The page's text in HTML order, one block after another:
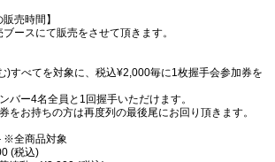
売時間】
ースにて販売をさせて頂きます。
)すべてを対象に、税込¥2,000毎に1枚握手会参加券を
バー4名全員と1回握手いただけます。
をお持ちの方は再度列の最後尾にお回り頂きます。
※全商品対象
(税込)